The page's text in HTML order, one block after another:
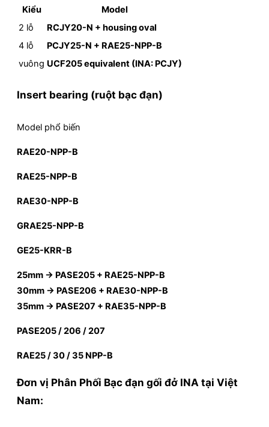
Kiểu
Model
2 lỗ
RCJY20-N + housing oval
4 lỗ
PCJY25-N + RAE25-NPP-B
vuông UCF205 equivalent (INA: PCJY)
Insert bearing (ruột bạc đạn)
Model phổ biến
RAE20-NPP-B
RAE25-NPP-B
RAE30-NPP-B
GRAE25-NPP-B
GE25-KRR-B
25mm → PASE205 + RAE25-NPP-B
30mm → PASE206 + RAE30-NPP-B
35mm → PASE207 + RAE35-NPP-B
PASE205 / 206 / 207
RAE25 / 30 / 35 NPP-B
Đơn vị Phân Phối Bạc đạn gối đở INA tại Việt
Nam: